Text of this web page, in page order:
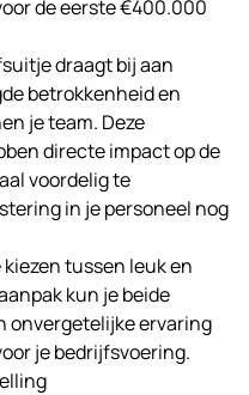
de eerste €400.000
draagt bij aan
betrokkenheid en
je team. Deze
directe impact op de
voordelig te
in je personeel nog
tussen leuk en
kun je beide
onvergetelijke ervaring
je bedrijfsvoering.